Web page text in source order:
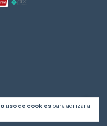
uso de cookies para agilizar a
- 2026. Todos os direitos